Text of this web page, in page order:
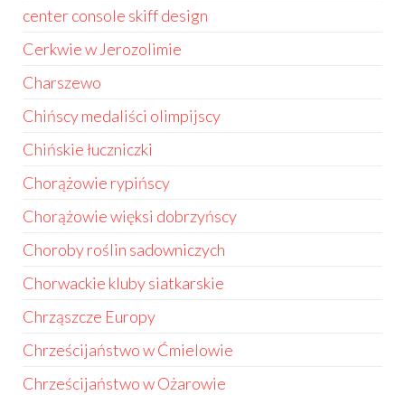
center console skiff design
Cerkwie w Jerozolimie
Charszewo
Chińscy medaliści olimpijscy
Chińskie łuczniczki
Chorążowie rypińscy
Chorążowie więksi dobrzyńscy
Choroby roślin sadowniczych
Chorwackie kluby siatkarskie
Chrząszcze Europy
Chrześcijaństwo w Ćmielowie
Chrześcijaństwo w Ożarowie